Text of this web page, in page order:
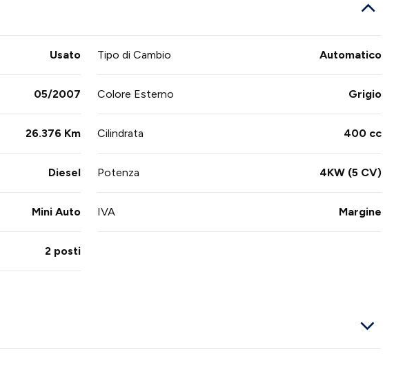
Usato Tipo di Cambio Automatico
05/2007 Colore Esterno Grigio
26.376 Km Cilindrata 400 cc
Diesel Potenza 4KW (5 CV)
Mini Auto IVA Margine
2 posti